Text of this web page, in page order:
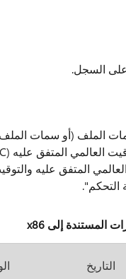
على السجل.
الملف (أو سمات
المتفق عليه
التاريخ